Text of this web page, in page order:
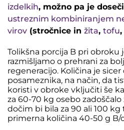
izdelkih, možno pa je
ustreznim kombiniranjem
virov (stročnice in žita, tofu
Tolikšna porcija B pri obroku
razmišljamo o prehrani za
regeneracijo. Količina je sicer
posameznika, na način, da
koristi v obroke vključiti še
za 60-70 kg osebo
dočim bi bila za 90 ali 100 kg
primerna količina 40-50 g B/